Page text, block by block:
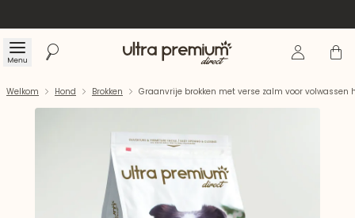
Menu Zoeken Welkom Inloggen
Welkom Hond Brokken Graanvrije brokken met verse zalm voor volwassen